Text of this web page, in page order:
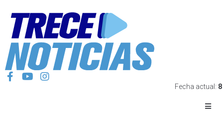
Fecha actual: